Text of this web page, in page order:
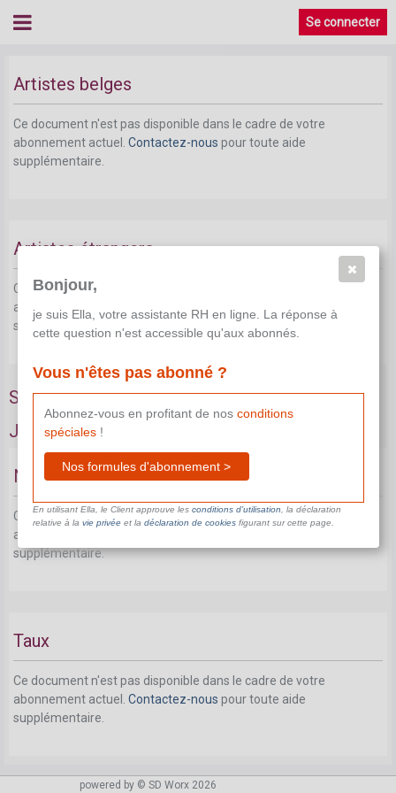
Se connecter
Artistes belges
Ce document n'est pas disponible dans le cadre de votre
abonnement actuel. Contactez-nous pour toute aide
supplémentaire.
Artistes étrangers
Ce document n'est pas disponible dans le cadre de votre
abonnement actuel.
Contactez-nous
pour toute aide
supplémentaire.
Sportifs
Jeunes sportifs
Notion
Ce document n'est pas disponible dans le cadre de votre
abonnement actuel.
supplémentaire.
Taux
Ce document n'est pas disponible dans le cadre de votre
abonnement actuel. Contactez-nous pour toute aide
supplémentaire.
powered by © SD Worx 2026
Bonjour,
je suis Ella, votre assistante RH en ligne. La réponse à
cette question n'est accessible qu'aux abonnés.
Vous n'êtes pas abonné ?
Abonnez-vous en profitant de nos conditions
spéciales!
Nos formules d'abonnement >
En utilisant Ella, le Client approuve les conditions d’utilisation , la déclaration
relative à la vie privéeet la déclaration de cookiesfigurant sur cette page.